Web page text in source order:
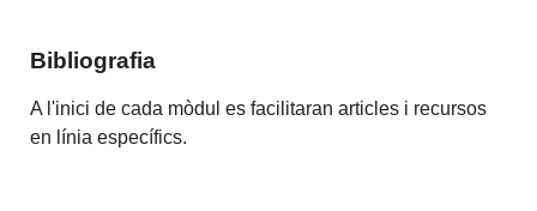
Bibliografia
A l'inici de cada mòdul es facilitaran articles i recursos
en línia específics.